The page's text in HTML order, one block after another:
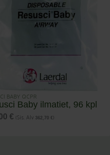
BABY QCPR
Baby ilmatiet, 96 kpl
€ (Sis. Alv 362,70 € )